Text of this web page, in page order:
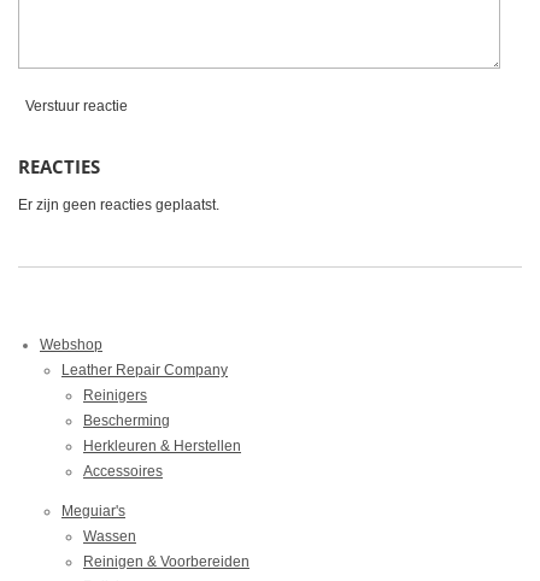
Verstuur reactie
REACTIES
Er zijn geen reacties geplaatst.
Webshop
Leather Repair Company
Reinigers
Bescherming
Herkleuren & Herstellen
Accessoires
Meguiar's
Wassen
Reinigen & Voorbereiden